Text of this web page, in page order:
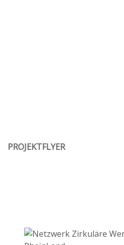
PROJEKTFLYER